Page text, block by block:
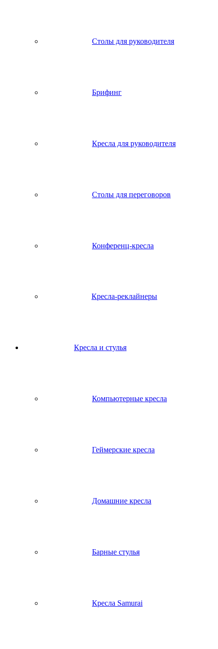
Столы для руководителя
Брифинг
Кресла для руководителя
Столы для переговоров
Конференц-кресла
Кресла-реклайнеры
Кресла и стулья
Компьютерные кресла
Геймерские кресла
Домашние кресла
Барные стулья
Кресла Samurai